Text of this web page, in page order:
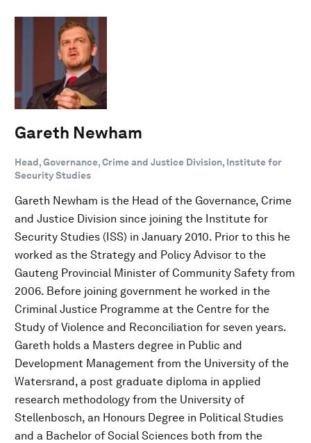
Gareth Newham
Head, Governance, Crime and Justice Division, Institute for
Security Studies
Gareth Newham is the Head of the Governance, Crime
and Justice Division since joining the Institute for
Security Studies (ISS) in January 2010. Prior to this he
worked as the Strategy and Policy Advisor to the
Gauteng Provincial Minister of Community Safety from
2006. Before joining government he worked in the
Criminal Justice Programme at the Centre for the
Study of Violence and Reconciliation for seven years.
Gareth holds a Masters degree in Public and
Development Management from the University of the
Watersrand, a post graduate diploma in applied
research methodology from the University of
Stellenbosch, an Honours Degree in Political Studies
and a Bachelor of Social Sciences both from the